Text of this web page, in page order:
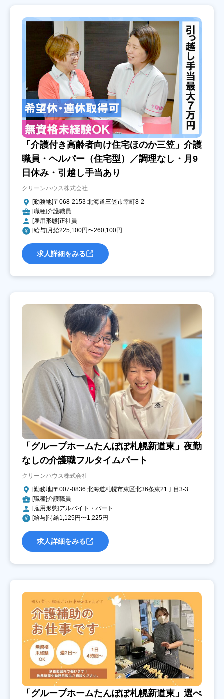
「介護付き高齢者向け住宅ほのか三笠」介護
職員・ヘルパー（住宅型）／調理なし・月9
日休み・引越し手当あり
クリーンハウス株式会社
[勤務地]〒068-2153 北海道三笠市幸町8-2
[職種]介護職員
[雇用形態]正社員
[給与]月給225,100円〜260,100円
求人詳細をみる
「グループホームたんぽぽ札幌新道東」夜勤
なしの介護職フルタイムパート
クリーンハウス株式会社
[勤務地]〒007-0836 北海道札幌市東区北36条東21丁目3-3
[職種]介護職員
[雇用形態]アルバイト・パート
[給与]時給1,125円〜1,225円
求人詳細をみる
「グループホームたんぽぽ札幌新道東」選べ